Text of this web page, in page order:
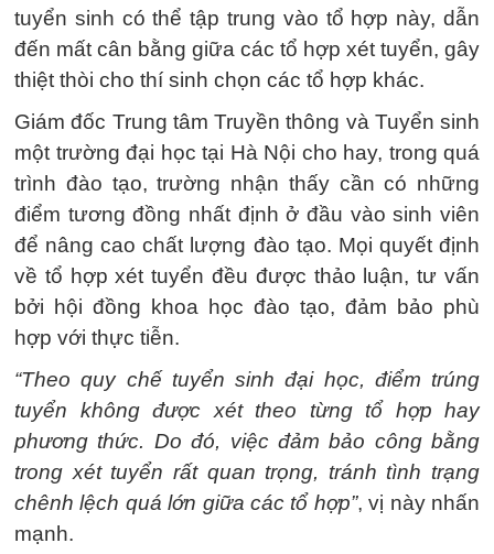
tuyển sinh có thể tập trung vào tổ hợp này, dẫn
đến mất cân bằng giữa các tổ hợp xét tuyển, gây
thiệt thòi cho thí sinh chọn các tổ hợp khác.
Giám đốc Trung tâm Truyền thông và Tuyển sinh
một trường đại học tại Hà Nội cho hay, trong quá
trình đào tạo, trường nhận thấy cần có những
điểm tương đồng nhất định ở đầu vào sinh viên
để nâng cao chất lượng đào tạo. Mọi quyết định
về tổ hợp xét tuyển đều được thảo luận, tư vấn
bởi hội đồng khoa học đào tạo, đảm bảo phù
hợp với thực tiễn.
“Theo quy chế tuyển sinh đại học, điểm trúng
tuyển không được xét theo từng tổ hợp hay
phương thức. Do đó, việc đảm bảo công bằng
trong xét tuyển rất quan trọng, tránh tình trạng
chênh lệch quá lớn giữa các tổ hợp”, vị này nhấn
mạnh.